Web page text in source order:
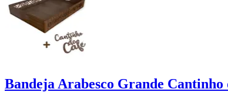
Bandeja Arabesco Grande